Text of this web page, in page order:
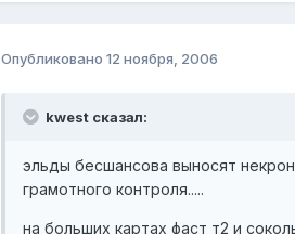
Опубликовано 12 ноября, 2006
kwest сказал:
эльды бесшансова выносят
грамотного контроля.....
на больших картах фаст т2 и